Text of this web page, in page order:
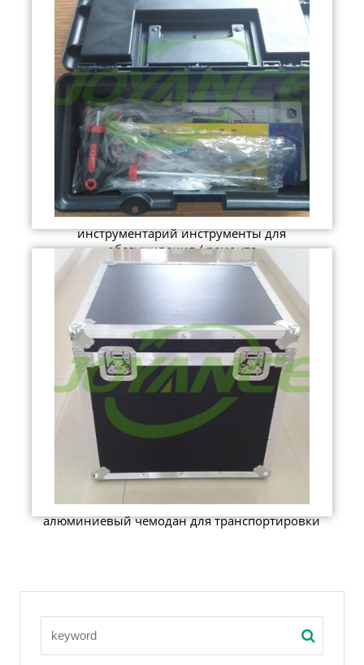
инструментарий инструменты для
обслуживания / ремонта
алюминиевый чемодан для транспортировки